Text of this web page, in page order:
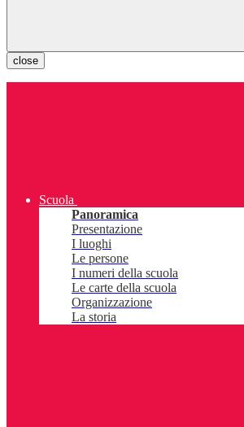
close
Scuola
Panoramica
Presentazione
I luoghi
Le persone
I numeri della scuola
Le carte della scuola
Organizzazione
La storia